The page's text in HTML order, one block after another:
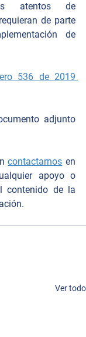
atentos de
de parte
de
536 de 2019
adjunto
contactarnos en
apoyo o
contenido de la
Ver todo